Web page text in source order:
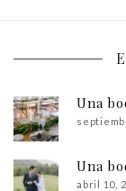
Una
Una
abril 10,